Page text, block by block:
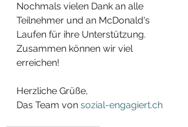
Nochmals vielen Dank an alle
Teilnehmer und an McDonald's
Laufen für ihre Unterstützung.
Zusammen können wir viel
erreichen!
Herzliche Grüße,
Das Team von sozial-engagiert.ch